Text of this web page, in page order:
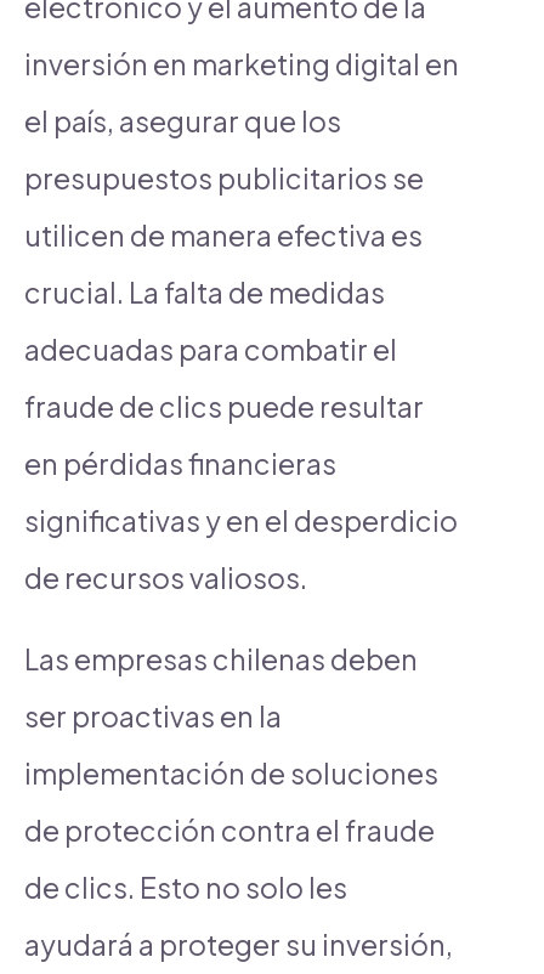
inversión en marketing digital en
el país, asegurar que los
presupuestos publicitarios se
utilicen de manera efectiva es
crucial. La falta de medidas
adecuadas para combatir el
fraude de clics puede resultar
en pérdidas financieras
significativas y en el desperdicio
de recursos valiosos.
Las empresas chilenas deben
ser proactivas en la
implementación de soluciones
de protección contra el fraude
de clics. Esto no solo les
ayudará a proteger su inversión,